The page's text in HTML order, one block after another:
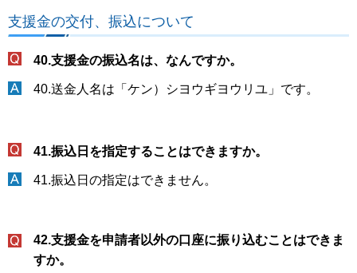
支援金の交付、振込について
40.支援金の振込名は、なんですか。
40.送金人名は「ケン）シヨウギヨウリユ」です。
41.振込日を指定することはできますか。
41.振込日の指定はできません。
42.支援金を申請者以外の口座に振り込むことはできま
すか。